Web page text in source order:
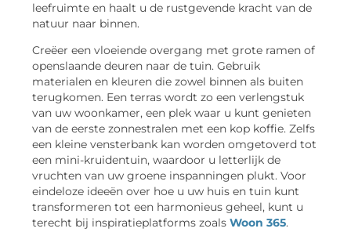
leefruimte en haalt u de rustgevende kracht van de
natuur naar binnen.
Creëer een vloeiende overgang met grote ramen of
openslaande deuren naar de tuin. Gebruik
materialen en kleuren die zowel binnen als buiten
terugkomen. Een terras wordt zo een verlengstuk
van uw woonkamer, een plek waar u kunt genieten
van de eerste zonnestralen met een kop koffie. Zelfs
een kleine vensterbank kan worden omgetoverd tot
een mini-kruidentuin, waardoor u letterlijk de
vruchten van uw groene inspanningen plukt. Voor
eindeloze ideeën over hoe u uw huis en tuin kunt
transformeren tot een harmonieus geheel, kunt u
terecht bij inspiratieplatforms zoals Woon 365.